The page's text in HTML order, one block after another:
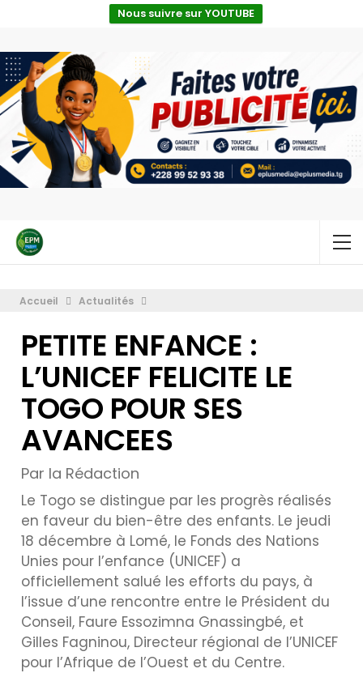
Nous suivre sur YOUTUBE
Accueil Actualités
PETITE ENFANCE :
L’UNICEF FELICITE LE
TOGO POUR SES
AVANCEES
Par la Rédaction
Le Togo se distingue par les progrès réalisés
en faveur du bien-être des enfants. Le jeudi
18 décembre à Lomé, le Fonds des Nations
Unies pour l’enfance (UNICEF) a
officiellement salué les efforts du pays, à
l’issue d’une rencontre entre le Président du
Conseil, Faure Essozimna Gnassingbé, et
Gilles Fagninou, Directeur régional de l’UNICEF
pour l’Afrique de l’Ouest et du Centre.